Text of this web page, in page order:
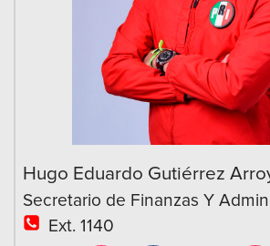
Hugo Eduardo Gutiérrez
Secretario de Finanzas Y
Ext. 1140